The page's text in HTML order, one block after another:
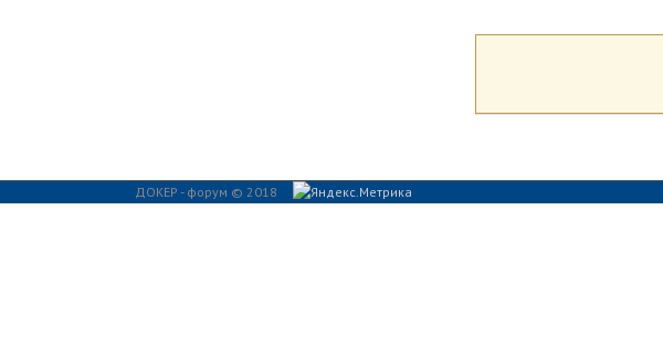
ДОКЕР - форум © 2018